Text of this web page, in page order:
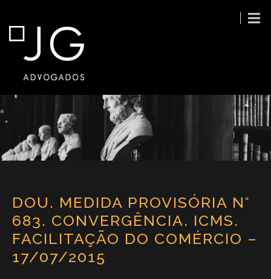
DOU. MEDIDA PROVISÓRIA N°
683. CONVERGÊNCIA. ICMS.
FACILITAÇÃO DO COMÉRCIO –
17/07/2015